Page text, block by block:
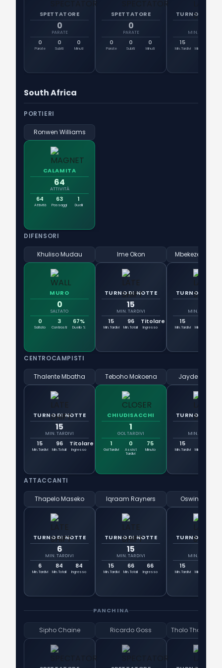
SPETTATORE
0
PARATE
0
Parate
0
Subiti
0
Minuti
SPETTATORE
0
PARATE
0
Parate
0
Subiti
0
Minuti
TURNO DI
MIN. TARDIVI
15
Min. Tardivi Min. Totali
South Africa
PORTIERI
Ronwen Williams
CALAMITA
64
ATTIVITÀ
64
Attività
63
Passaggi
1
Duelli
DIFENSORI
Khuliso Mudau
MURO
0
SALTATO
0
Saltato
3
Contrasti
67%
Duello %
Ime Okon
TURNO DI NOTTE
15
MIN. TARDIVI
15
Min. Tardivi
96
Min. Totali
Titolare
Ingresso
Mbekezeli
TURNO DI
MIN. TARDIVI
15
Min. Tardivi Min. Totali
CENTROCAMPISTI
Thalente Mbatha
TURNO DI NOTTE
15
MIN. TARDIVI
15
Min. Tardivi
96
Min. Totali
Titolare
Ingresso
Teboho Mokoena
CHIUDISACCHI
1
GOL TARDIVI
1
Gol Tardivi
0
Assist
Tardivi
75
Minuto
Jayden
TURNO DI
MIN. TARDIVI
15
Min. Tardivi Min. Totali
ATTACCANTI
Thapelo Maseko
TURNO DI NOTTE
6
MIN. TARDIVI
6
Min. Tardivi
84
Min. Totali
84
Ingresso
Iqraam Rayners
TURNO DI NOTTE
15
MIN. TARDIVI
15
Min. Tardivi
66
Min. Totali
66
Ingresso
Oswin
TURNO DI
MIN. TARDIVI
15
Min. Tardivi Min. Totali
PANCHINA
Sipho Chaine Ricardo Goss